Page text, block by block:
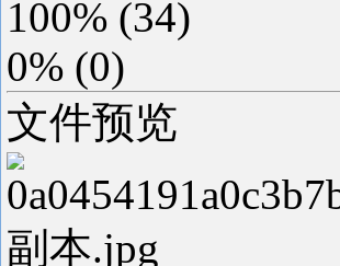
100% (34)
0% (0)
文件预览